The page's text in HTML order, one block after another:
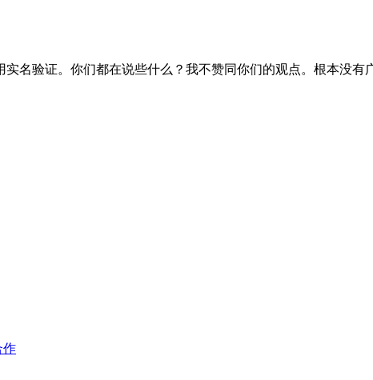
名验证。你们都在说些什么？我不赞同你们的观点。根本没
作